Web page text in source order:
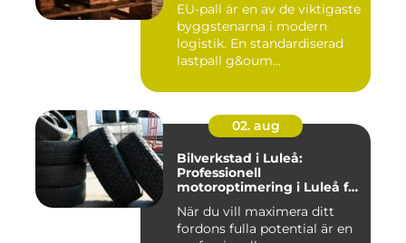
EU-pall är en av de viktigaste
byggstenarna i modern
logistik. En standardiserad
lastpall g&oum...
02. aug
Bilverkstad i Luleå:
Professionell
motoroptimering i Luleå för
När du vill maximera ditt
fordons fulla potential är en